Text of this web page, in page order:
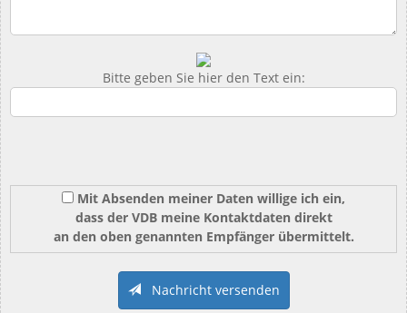
Bitte geben Sie hier den Text ein:
Mit Absenden meiner Daten willige ich ein,
dass der VDB meine Kontaktdaten direkt
an den oben genannten Empfänger übermittelt.
Nachricht versenden